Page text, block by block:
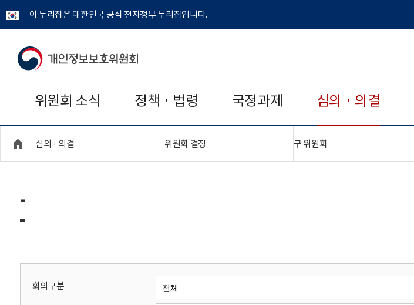
이 누리집은 대한민국 공식 전자정부 누리집입니다.
개
보
보
위
회
위원회 소식 정책 · 법령 국정과제 심의 · 의결
심의 · 의결 위원회 결정 구 위원회
-
회의구분